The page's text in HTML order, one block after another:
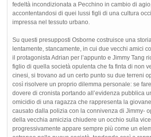
fedeltà incondizionata a Pecchino in cambio di
accontentandosi di quei lussi figli di una cultura
impressa nel tessuto urbano.
Su questi presupposti Osborne costruisce una
lentamente, stancamente, in cui due vecchi amici
il protagonista Adrian per l’appunto e Jimmy Tang
figlio di quella società opulenta che fa finta di non
cinesi, si trovano ad un certo punto su due terreni
così risolvere un proprio dilemma personale: se
dovere di cronista portando all’evidenza pubblica
omicidio di una ragazza che rappresenta la
causato dalla polizia con la connivenza di Jimmy-
della vecchia amicizia chiudere un occhio sulla
progressivamente appare sempre più come un